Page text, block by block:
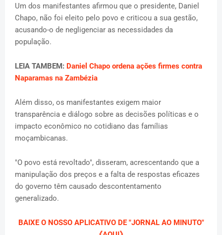
Um dos manifestantes afirmou que o presidente, Daniel
Chapo, não foi eleito pelo povo e criticou a sua gestão,
acusando-o de negligenciar as necessidades da
população.
LEIA TAMBEM: Daniel Chapo ordena ações firmes contra
Naparamas na Zambézia
Além disso, os manifestantes exigem maior
transparência e diálogo sobre as decisões políticas e o
impacto econômico no cotidiano das famílias
moçambicanas.
"O povo está revoltado", disseram, acrescentando que a
manipulação dos preços e a falta de respostas eficazes
do governo têm causado descontentamento
generalizado.
BAIXE O NOSSO APLICATIVODE "JORNAL AO MINUTO"